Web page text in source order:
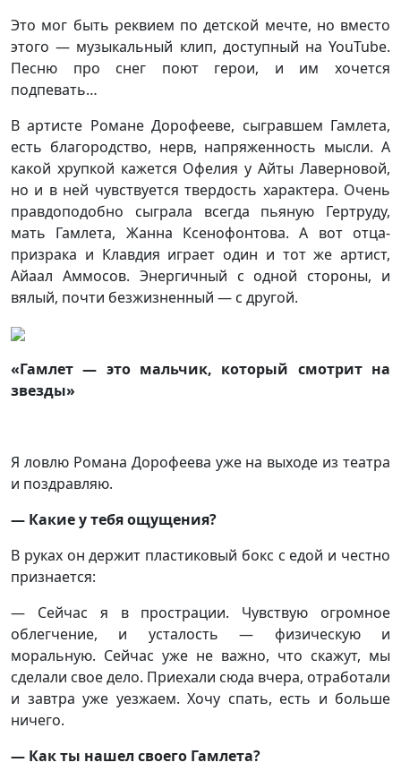
Это мог быть реквием по детской мечте, но вместо
этого — музыкальный клип, доступный на YouTube.
Песню про снег поют герои, и им хочется
подпевать…
В артисте Романе Дорофееве, сыгравшем Гамлета,
есть благородство, нерв, напряженность мысли. А
какой хрупкой кажется Офелия у Айты Лаверновой,
но и в ней чувствуется твердость характера. Очень
правдоподобно сыграла всегда пьяную Гертруду,
мать Гамлета, Жанна Ксенофонтова. А вот отца-
призрака и Клавдия играет один и тот же артист,
Айаал Аммосов. Энергичный с одной стороны, и
вялый, почти безжизненный — с другой.
«Гамлет — это мальчик, который смотрит на
звезды»
Я ловлю Романа Дорофеева уже на выходе из театра
и поздравляю.
— Какие у тебя ощущения?
В руках он держит пластиковый бокс с едой и честно
признается:
— Сейчас я в прострации. Чувствую огромное
облегчение, и усталость — физическую и
моральную. Сейчас уже не важно, что скажут, мы
сделали свое дело. Приехали сюда вчера, отработали
и завтра уже уезжаем. Хочу спать, есть и больше
ничего.
— Как ты нашел своего Гамлета?